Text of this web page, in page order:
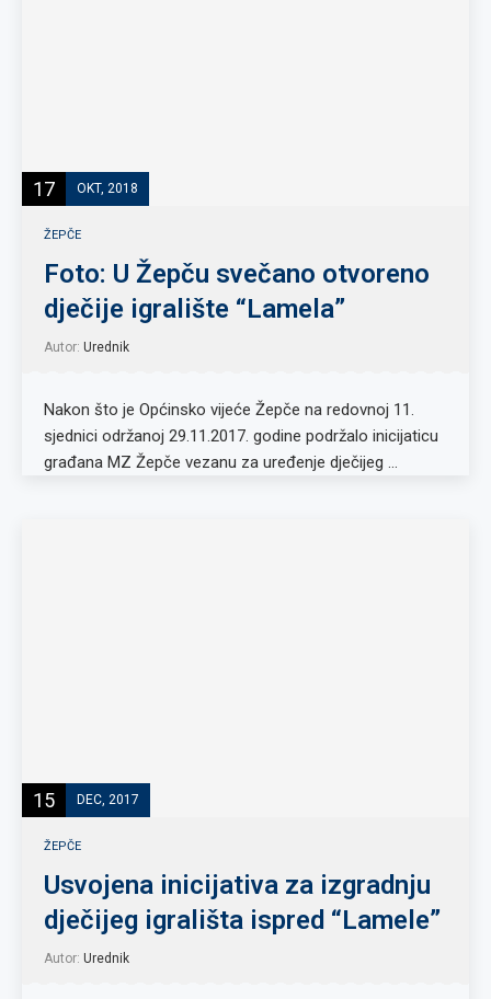
17 OKT, 2018
ŽEPČE
Foto: U Žepču svečano otvoreno
dječije igralište “Lamela”
Autor: Urednik
Nakon što je Općinsko vijeće Žepče na redovnoj 11.
sjednici održanoj 29.11.2017. godine podržalo inicijaticu
građana MZ Žepče vezanu za uređenje dječijeg …
15 DEC, 2017
ŽEPČE
Usvojena inicijativa za izgradnju
dječijeg igrališta ispred “Lamele”
Autor: Urednik